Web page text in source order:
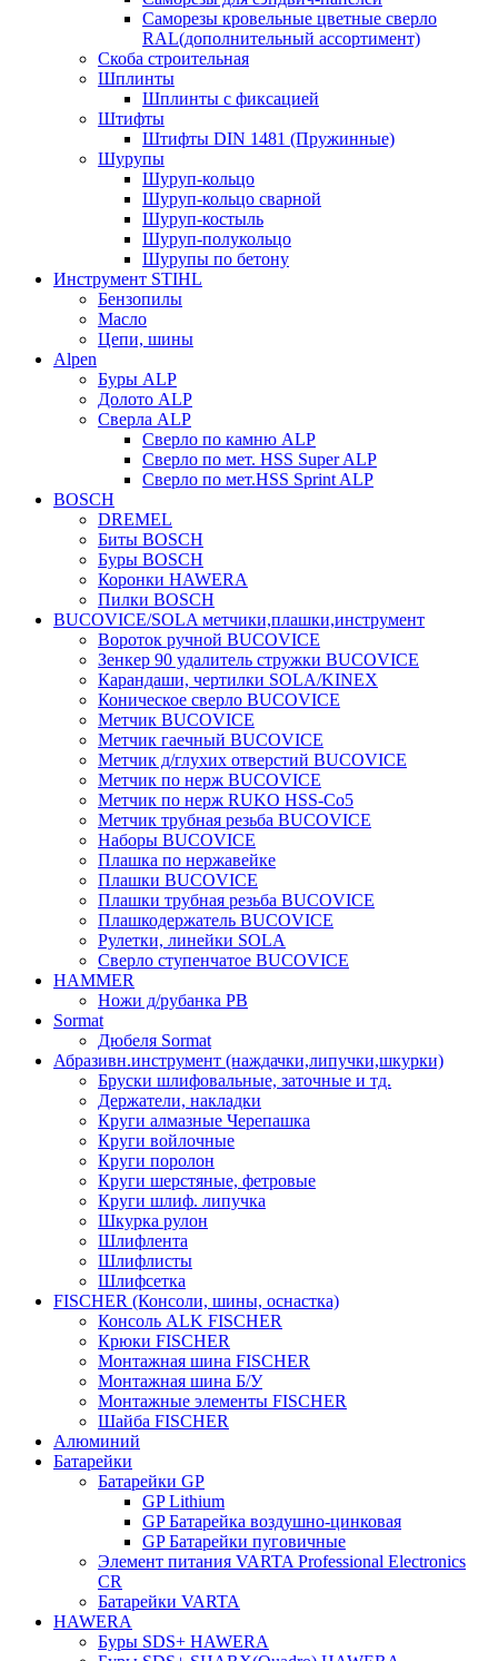
Саморезы кровельные цветные сверло
RAL(дополнительный ассортимент)
Скоба строительная
Шплинты
Шплинты с фиксацией
Штифты
Штифты DIN 1481 (Пружинные)
Шурупы
Шуруп-кольцо
Шуруп-кольцо сварной
Шуруп-костыль
Шуруп-полукольцо
Шурупы по бетону
Инструмент STIHL
Бензопилы
Масло
Цепи, шины
Alpen
Буры ALP
Долото ALP
Сверла ALP
Сверло по камню ALP
Сверло по мет. HSS Super ALP
Сверло по мет.HSS Sprint ALP
BOSCH
DREMEL
Биты BOSCH
Буры BOSCH
Коронки HAWERA
Пилки BOSCH
BUCOVICE/SOLA метчики,плашки,инструмент
Вороток ручной BUCOVICE
Зенкер 90 удалитель стружки BUCOVICE
Карандаши, чертилки SOLA/KINEX
Коническое сверло BUCOVICE
Метчик BUCOVICE
Метчик гаечный BUCOVICE
Метчик д/глухих отверстий BUCOVICE
Метчик по нерж BUCOVICE
Метчик по нерж RUKO HSS-Co5
Метчик трубная резьба BUCOVICE
Наборы BUCOVICE
Плашка по нержавейке
Плашки BUCOVICE
Плашки трубная резьба BUCOVICE
Плашкодержатель BUCOVICE
Рулетки, линейки SOLA
Сверло ступенчатое BUCOVICE
HAMMER
Ножи д/рубанка РВ
Sormat
Дюбеля Sormat
Абразивн.инструмент (наждачки,липучки,шкурки)
Бруски шлифовальные, заточные и тд.
Держатели, накладки
Круги алмазные Черепашка
Круги войлочные
Круги поролон
Круги шерстяные, фетровые
Круги шлиф. липучка
Шкурка рулон
Шлифлента
Шлифлисты
Шлифсетка
FISCHER (Консоли, шины, оснастка)
Консоль ALK FISCHER
Крюки FISCHER
Монтажная шина FISCHER
Монтажная шина Б/У
Монтажные элементы FISCHER
Шайба FISCHER
Алюминий
Батарейки
Батарейки GP
GP Lithium
GP Батарейка воздушно-цинковая
GP Батарейки пуговичные
Элемент питания VARTA Professional Electronics
CR
Батарейки VARTA
HAWERA
Буры SDS+ HAWERA